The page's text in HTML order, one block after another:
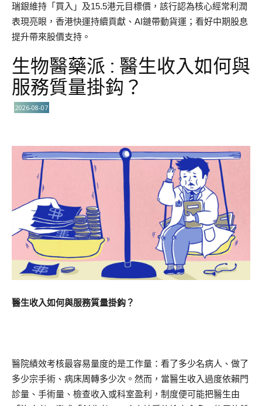
瑞銀維持「買入」及15.5港元目標價，該行認為核心經常利潤
表現亮眼，香港快運持續貢獻、AI鏈帶動貨運；看好中期股息
提升帶來股價支持。
生物醫藥派 : 醫生收入如何與
服務質量掛鈎？
2026-08-07
醫生收入如何與服務質量掛鈎？
醫院績效考核最容易量度的是工作量：看了多少名病人、做了
多少宗手術、病床周轉多少次。然而，當醫生收入過度依賴門
診量、手術量、檢查收入或科室盈利，制度便可能把醫生由